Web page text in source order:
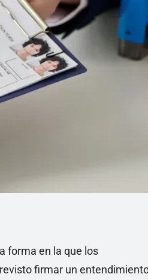
forma en la que los
firmar un